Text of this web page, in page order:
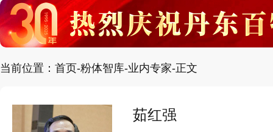
当前位置：首页-粉体智库-业内专家-正文
茹红强